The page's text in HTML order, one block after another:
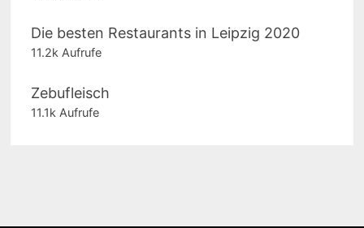
Die besten Restaurants in Leipzig 2020
11.2k Aufrufe
Zebufleisch
11.1k Aufrufe